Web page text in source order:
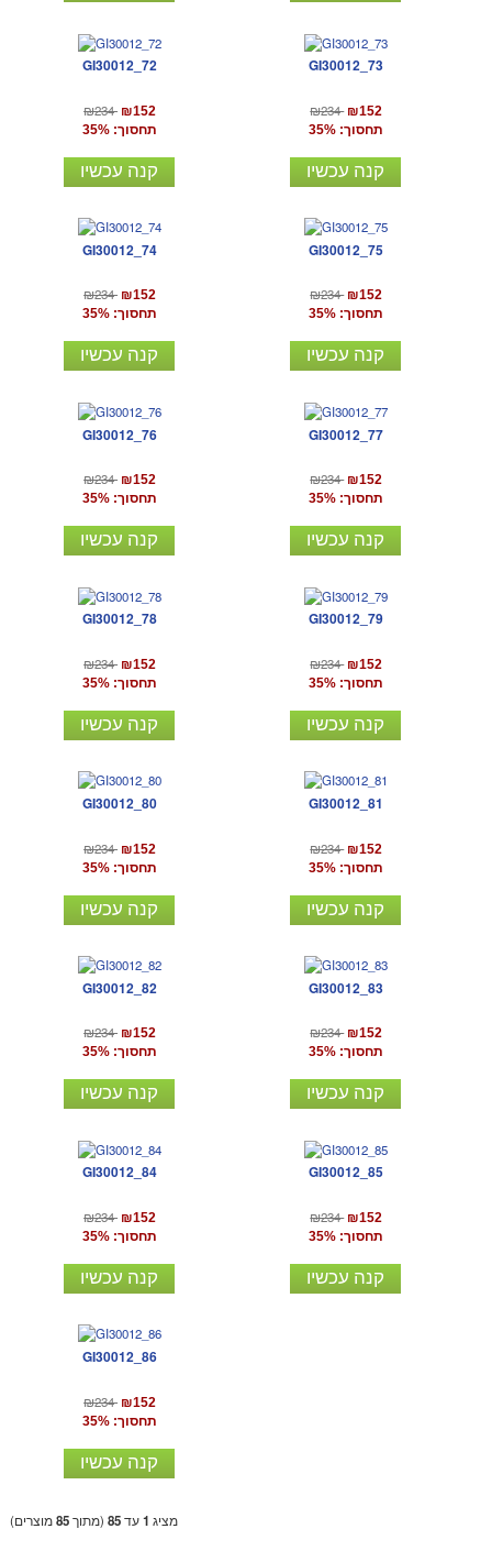
GI30012_72
₪234 ₪152
תחסוך: 35%
קנה עכשיו
GI30012_73
₪234 ₪152
תחסוך: 35%
קנה עכשיו
GI30012_74
₪234 ₪152
תחסוך: 35%
קנה עכשיו
GI30012_75
₪234 ₪152
תחסוך: 35%
קנה עכשיו
GI30012_76
₪234 ₪152
תחסוך: 35%
קנה עכשיו
GI30012_77
₪234 ₪152
תחסוך: 35%
קנה עכשיו
GI30012_78
₪234 ₪152
תחסוך: 35%
קנה עכשיו
GI30012_79
₪234 ₪152
תחסוך: 35%
קנה עכשיו
GI30012_80
₪234 ₪152
תחסוך: 35%
קנה עכשיו
GI30012_81
₪234 ₪152
תחסוך: 35%
קנה עכשיו
GI30012_82
₪234 ₪152
תחסוך: 35%
קנה עכשיו
GI30012_83
₪234 ₪152
תחסוך: 35%
קנה עכשיו
GI30012_84
₪234 ₪152
תחסוך: 35%
קנה עכשיו
GI30012_85
₪234 ₪152
תחסוך: 35%
קנה עכשיו
GI30012_86
₪234 ₪152
תחסוך: 35%
קנה עכשיו
מציג 1עד85 (מתוך85מוצרים)